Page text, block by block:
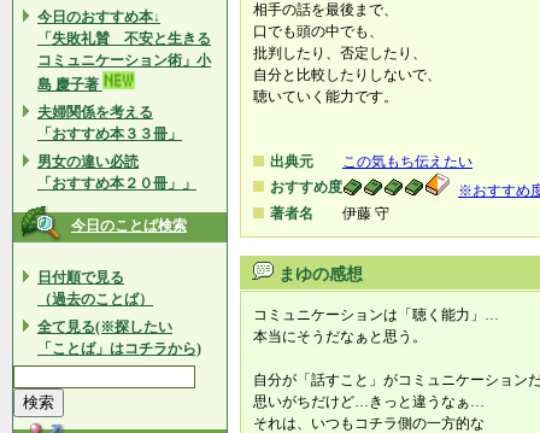
今日のおすすめ本↓
「失敗礼賛 不安と生きる
コミュニケーション術」小
島 慶子著
夫婦関係を考える
「おすすめ本３３冊」
男女の違い必読
「おすすめ本２０冊」」
今日のことば検索
日付順で見る
（過去のことば）
全て見る(※探したい
「ことば」はコチラから)
相手の話を最後まで、
口でも頭の中でも、
批判したり、否定したり、
自分と比較したりしないで、
聴いていく能力です。
出典元
この気もち伝えたい
おすすめ度
※おすすめ
著者名
伊藤 守
まゆの感想
コミュニケーションは「聴く能力」…
本当にそうだなぁと思う。
自分が「話すこと」がコミュニケーション
思いがちだけど…きっと違うなぁ…
それは、いつもコチラ側の一方的な